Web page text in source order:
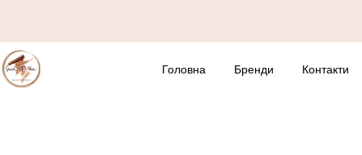
Головна Бренди Контакти